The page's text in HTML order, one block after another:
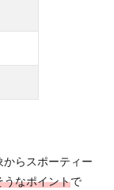
らスポーティー
うなポイントで